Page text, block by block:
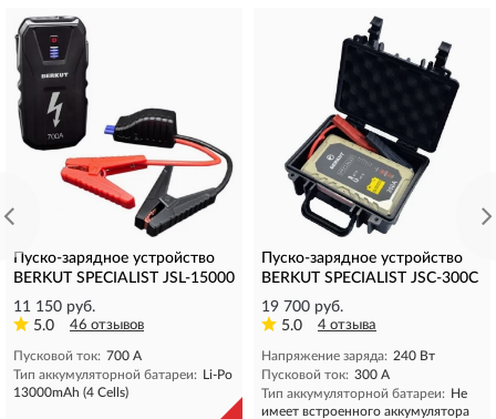
Пуско-зарядное устройство
BERKUT SPECIALIST JSL-15000
11 150 руб.
5.0
46 отзывов
Пусковой ток: 700 А
Тип аккумуляторной батареи: Li-Po
13000mАh (4 Сells)
Пуско-зарядное устройство
BERKUT SPECIALIST JSC-300C
19 700 руб.
5.0
4 отзыва
Напряжение заряда: 240 Вт
Пусковой ток: 300 A
Тип аккумуляторной батареи: Не
имеет встроенного аккумулятора